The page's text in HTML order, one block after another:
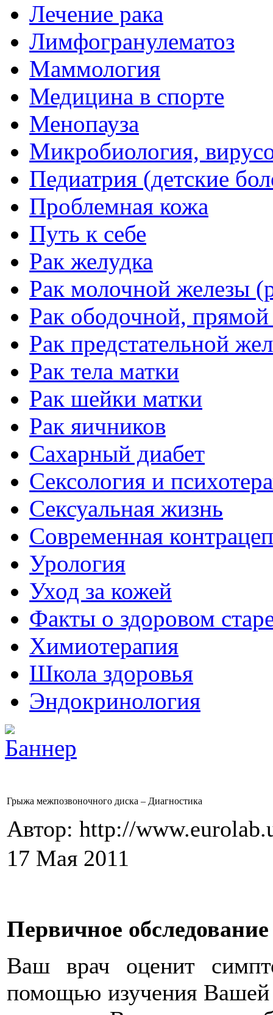
Лечение рака
Лимфогранулематоз
Маммология
Медицина в спорте
Менопауза
Микробиология,
Педиатрия (детские
Проблемная кожа
Путь к себе
Рак желудка
Рак молочной железы
Рак ободочной,
Рак предстательной
Рак тела матки
Рак шейки матки
Рак яичников
Сахарный диабет
Сексология и
Сексуальная жизнь
Современная
Урология
Уход за кожей
Факты о здоровом
Химиoтерапия
Школа здоровья
Эндокринология
Грыжа межпозвоночного диска – Диагностика
Автор: http://
17 Мая 2011
Первичное обследование
Ваш врач оценит
помощью изучения Вашей